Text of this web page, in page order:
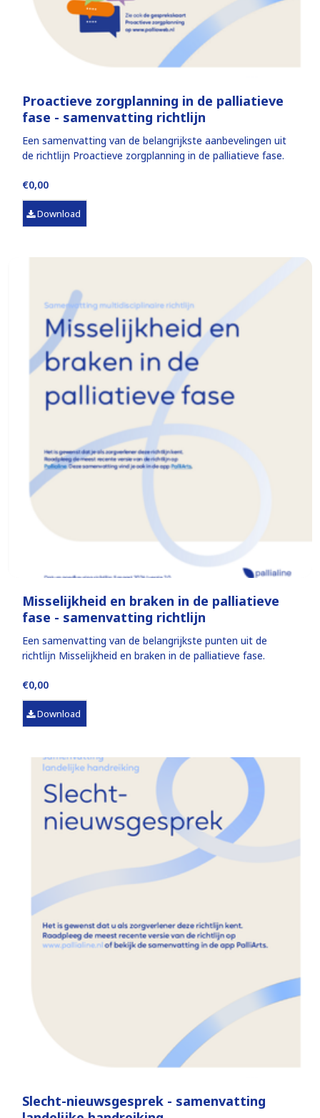
Proactieve zorgplanning in de palliatieve
fase - samenvatting richtlijn
Een samenvatting van de belangrijkste aanbevelingen uit
de richtlijn Proactieve zorgplanning in de palliatieve fase.
€0,00
Download
Misselijkheid en braken in de palliatieve
fase - samenvatting richtlijn
Een samenvatting van de belangrijkste punten uit de
richtlijn Misselijkheid en braken in de palliatieve fase.
€0,00
Download
Slecht-nieuwsgesprek - samenvatting